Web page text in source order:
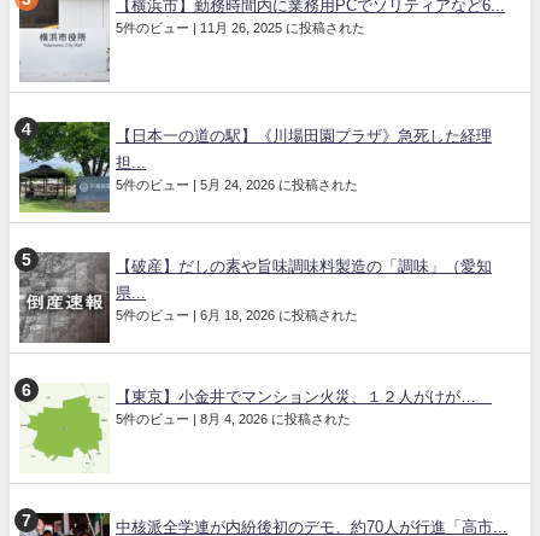
【横浜市】勤務時間内に業務用PCでソリティアなど6...
5件のビュー | 11月 26, 2025 に投稿された
【日本一の道の駅】《川場田園プラザ》急死した経理
担...
5件のビュー | 5月 24, 2026 に投稿された
【破産】だしの素や旨味調味料製造の「調味」（愛知
県...
5件のビュー | 6月 18, 2026 に投稿された
【東京】小金井でマンション火災、１２人がけが…
5件のビュー | 8月 4, 2026 に投稿された
中核派全学連が内紛後初のデモ、約70人が行進「高市...